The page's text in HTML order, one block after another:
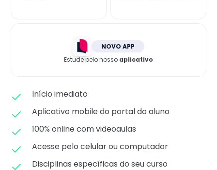
NOVO APP
Estude pelo nosso aplicativo
Início imediato
Aplicativo mobile do portal do aluno
100% online com videoaulas
Acesse pelo celular ou computador
Disciplinas específicas do seu curso